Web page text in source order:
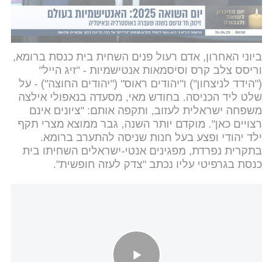
הקשורים למלחמת חרבות ברזל.
ביוני האחרון, אדם רעול פנים השחית בית כנסת ברומא,
וריסס צלב קרס וסיסמאות אנטישמיות - "זיג הייל"
("הידד לניצחון") ו"יהודים ראוס" ("יהודים החוצה") - על
שלט ליד הכניסה. בחודש מאי, מסעדה בנאפולי אילצה
משפחה ישראלית לעזוב, ותקפה אותם: "ציונים אינם
רצויים כאן". מוקדם יותר השנה, גבר ממוצא מצרי תקף
ילד יהודי ופצע בעל חנות שניסה להתערב ברומא.
בתקרית נפרדת, מפגינים אנטי-ישראלים השחיתו בית
כנסת בגרפיטי עליו נכתב "צדק לעזה חופשית".